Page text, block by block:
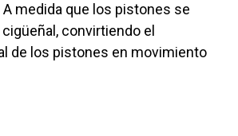
A medida que los pistones se
convirtiendo el
de los pistones en movimiento